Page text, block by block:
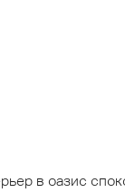
в оазис